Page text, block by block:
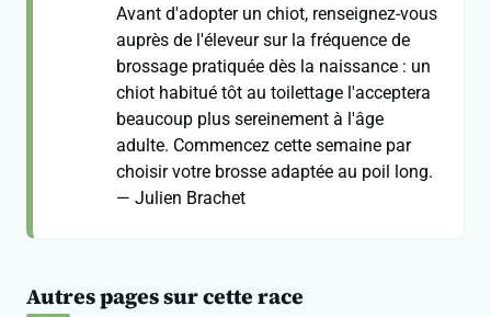
Avant d'adopter un chiot, renseignez-vous
auprès de l'éleveur sur la fréquence de
brossage pratiquée dès la naissance : un
chiot habitué tôt au toilettage l'acceptera
beaucoup plus sereinement à l'âge
adulte. Commencez cette semaine par
choisir votre brosse adaptée au poil long.
— Julien Brachet
Autres pages sur cette race